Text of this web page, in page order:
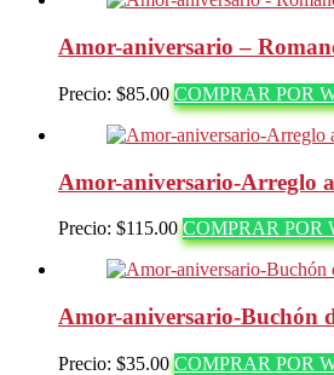
Amor-aniversario –
Precio: $85.00 COMPRAR POR
Amor-aniversario-Arreglo
Precio: $115.00 COMPRAR POR
Amor-aniversario-Buchón
Precio: $35.00 COMPRAR POR